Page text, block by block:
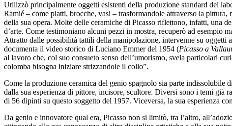
Utilizzò principalmente oggetti esistenti della produzione standard del
Ramié – come piatti, brocche, vasi – trasformandole attraverso la
della sua opera. Molte delle ceramiche di Picasso riflettono, infatti, una
d’arte. Come testimoniano alcuni pezzi in mostra, recuperò ad esempio
Attratto dalle possibilità tattili della manipolazione, intervenne su
documenta il video storico di Luciano Emmer del 1954 (Picasso a
al lavoro che, col suo consueto senso dell’umorismo, svela particolari
colomba bisogna iniziare strizzandole il collo”.
Come la produzione ceramica del genio spagnolo sia parte indissolubile
dalla sua esperienza di pittore, incisore, scultore. Diversi sono i temi già
di 56 dipinti su questo soggetto del 1957. Viceversa, la sua esperienza
Da genio e innovatore qual era, Picasso non si limitò, tra l’altro,